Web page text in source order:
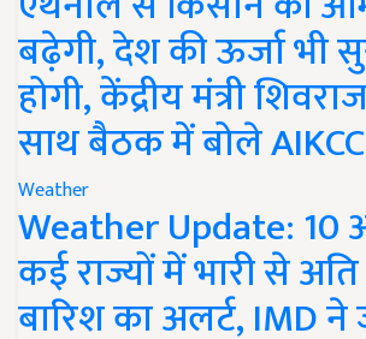
बढ़ेगी, देश की ऊर्जा भी
होगी, केंद्रीय मंत्री
साथ बैठक में बोले
Weather
Weather Update: 10
कई राज्यों में भारी से अति
बारिश का अलर्ट, IMD ने